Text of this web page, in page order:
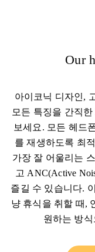
Our
아이코닉 디자인,
모든 특징을 간직
보세요. 모든 헤드
를 재생하도록 최
가장 잘 어울리는
고 ANC(Active
즐길 수 있습니다.
냥 휴식을 취할 때,
원하는 방